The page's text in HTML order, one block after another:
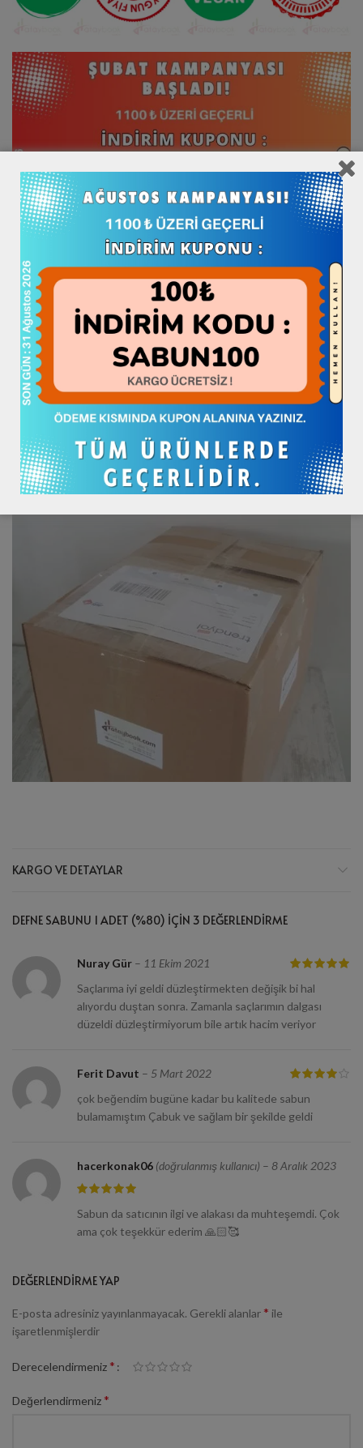
Anlaşmalı Kargo : Aras Kargo ‘dur.
KARGO VE DETAYLAR
DEFNE SABUNU 1 ADET (%80) IÇIN 3 DEĞERLENDIRME
Nuray Gür – 11 Ekim 2021
Saçlarıma iyi geldi düzleştirmekten değişik bi hal
alıyordu duştan sonra. Zamanla saçlarımın dalgası
düzeldi düzleştirmiyorum bile artık hacim veriyor
Ferit Davut – 5 Mart 2022
çok beğendim bugüne kadar bu kalitede sabun
bulamamıştım Çabuk ve sağlam bir şekilde geldi
hacerkonak06 (doğrulanmış kullanıcı) – 8 Aralık 2023
Sabun da satıcının ilgi ve alakası da muhteşemdi. Çok
ama çok teşekkür ederim 🙏🏻🥰
DEĞERLENDIRME YAP
E-posta adresiniz yayınlanmayacak. Gerekli alanlar * ile
işaretlenmişlerdir
Derecelendirmeniz *
Değerlendirmeniz *